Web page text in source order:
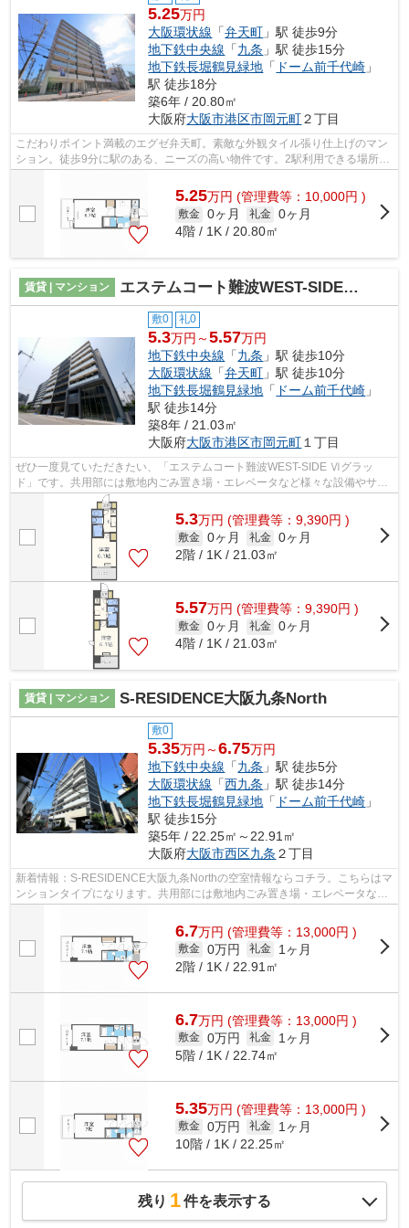
5.25万円
大阪環状線 「弁天町 」駅 徒歩9分
地下鉄中央線 「九条 」駅 徒歩15分
地下鉄長堀鶴見緑地 「 ドーム前千代崎 」
駅 徒歩18分
築6年 / 20.80㎡
大阪府大阪市港区市岡元町２丁目
こだわりポイント満載のエグゼ弁天町。素敵な外観タイル張り仕上げのマン
ション。徒歩9分に駅のある、ニーズの高い物件です。2駅利用できる場所に
あるので利便性が高いです。大阪環状...
5.25万円 (管理費等：10,000円 )
敷金 0ヶ月 礼金 0ヶ月
4階 / 1K / 20.80㎡
賃貸 | マンション エステムコート難波WEST-SIDE Ⅵグラッド
敷0 礼0
5.3万円～5.57万円
地下鉄中央線 「九条 」駅 徒歩10分
大阪環状線 「弁天町 」駅 徒歩10分
地下鉄長堀鶴見緑地 「 ドーム前千代崎 」
駅 徒歩14分
築8年 / 21.03㎡
大阪府大阪市港区市岡元町 １丁目
ぜひ一度見ていただきたい、「エステムコート難波WEST-SIDE Ⅵグラッ
ド」です。共用部には敷地内ごみ置き場・エレベータなど様々な設備やサー
ビスが揃っているので便利です。外観タイル...
5.3万円 (管理費等：9,390円 )
敷金 0ヶ月 礼金 0ヶ月
2階 / 1K / 21.03㎡
5.57万円 (管理費等：9,390円 )
敷金 0ヶ月 礼金 0ヶ月
4階 / 1K / 21.03㎡
賃貸 | マンション S-RESIDENCE大阪九条North
敷0
5.35万円～6.75万円
地下鉄中央線 「九条 」駅 徒歩5分
大阪環状線 「西九条 」駅 徒歩14分
地下鉄長堀鶴見緑地 「 ドーム前千代崎 」
駅 徒歩15分
築5年 / 22.25㎡～22.91㎡
大阪府大阪市西区九条 ２丁目
新着情報：S-RESIDENCE大阪九条Northの空室情報ならコチラ。こちらはマ
ンションタイプになります。共用部には敷地内ごみ置き場・エレベータなど
6.7万円 (管理費等：13,000円 )
敷金 0万円 礼金
1ヶ月
2階 / 1K / 22.91㎡
6.7万円 (管理費等：13,000円 )
敷金 0万円 礼金
1ヶ月
5階 / 1K / 22.74㎡
5.35万円 (管理費等：13,000円 )
敷金 0万円 礼金
1ヶ月
10階 / 1K / 22.25㎡
残り 1件を表示する